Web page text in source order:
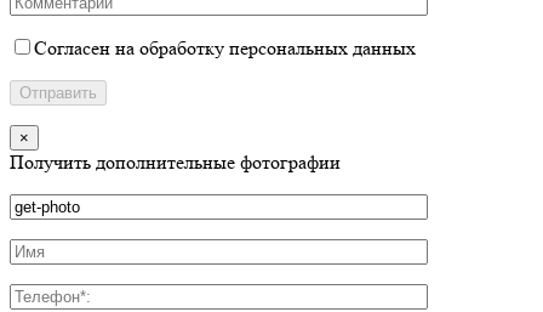
Согласен на обработку персональных данных
×
Получить дополнительные фотографии